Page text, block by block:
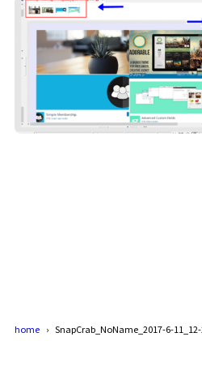
home SnapCrab_NoName_2017-6-